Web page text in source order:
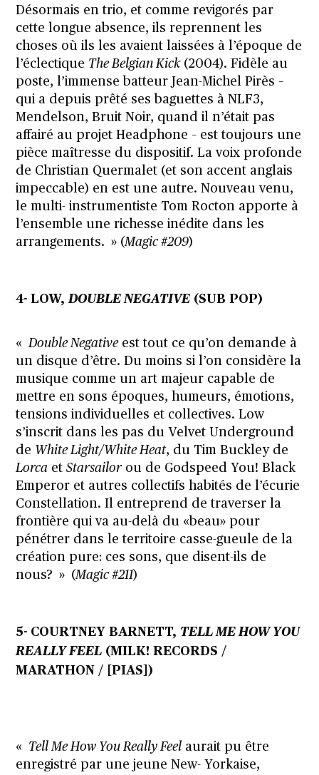
Désormais en trio, et comme revigorés par
cette longue absence, ils reprennent les
choses où ils les avaient laissées à l’époque de
l’éclectique The Belgian Kick(2004). Fidèle au
poste, l’immense batteur Jean-Michel Pirès –
qui a depuis prêté ses baguettes à NLF3,
Mendelson, Bruit Noir, quand il n’était pas
affairé au projet Headphone – est toujours une
pièce maîtresse du dispositif. La voix profonde
de Christian Quermalet (et son accent anglais
impeccable) en est une autre. Nouveau venu,
le multi- instrumentiste Tom Rocton apporte à
l’ensemble une richesse inédite dans les
arrangements. » (Magic #209)
4- LOW,DOUBLE NEGATIVE (SUB POP)
«Double Negativeest tout ce qu’on demande à
un disque d’être. Du moins si l’on considère la
musique comme un art majeur capable de
mettre en sons époques, humeurs, émotions,
tensions individuelles et collectives. Low
s’inscrit dans les pas du Velvet Underground
de White Light/White Heat, du Tim Buckley de
Lorca etStarsailorou de Godspeed You! Black
Emperor et autres collectifs habités de l’écurie
Constellation. Il entreprend de traverser la
frontière qui va au-delà du «beau» pour
pénétrer dans le territoire casse-gueule de la
création pure: ces sons, que disent-ils de
nous? » (Magic #211)
5- COURTNEY BARNETT, TELL ME HOW YOU
REALLY FEEL (MILK! RECORDS /
MARATHON / [PIAS])
« Tell Me How You Really Feel aurait pu être
enregistré par une jeune New- Yorkaise,